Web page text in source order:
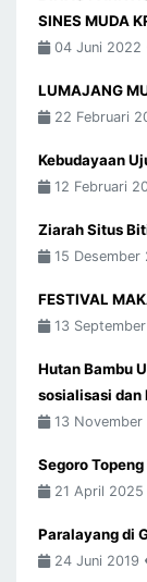
SINES MUDA
04 Juni 2022
LUMAJANG
22 Februari
Kebudayaan
12 Februari
Ziarah Situs
15 Desember
FESTIVAL
13
Hutan Bambu
sosialisasi dan
13 November
Segoro
21 April 2025
Paralayang di
24 Juni 2019